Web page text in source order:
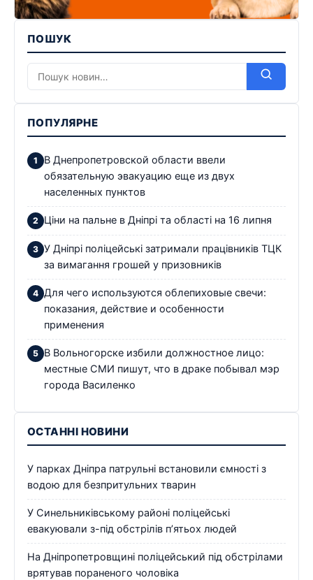
ПОШУК
ПОПУЛЯРНЕ
В Днепропетровской области ввели
обязательную эвакуацию еще из двух
населенных пунктов
Ціни на пальне в Дніпрі та області на 16 липня
У Дніпрі поліцейські затримали працівників ТЦК
за вимагання грошей у призовників
Для чего используются облепиховые свечи:
показания, действие и особенности
применения
В Вольногорске избили должностное лицо:
местные СМИ пишут, что в драке побывал мэр
города Василенко
ОСТАННІ НОВИНИ
У парках Дніпра патрульні встановили ємності з
водою для безпритульних тварин
У Синельниківському районі поліцейські
евакуювали з-під обстрілів п’ятьох людей
На Дніпропетровщині поліцейський під обстрілами
врятував пораненого чоловіка